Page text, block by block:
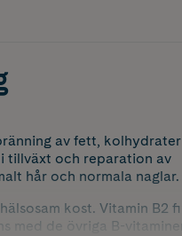
av fett,
tillväxt och reparation av
hår och normala naglar.
kost. Vitamin B2
med de övriga B-